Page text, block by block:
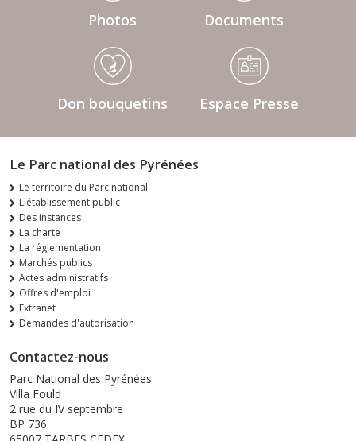
Photos Documents
Don bouquetins Espace Presse
Le Parc national des Pyrénées
Le territoire du Parc national
L'établissement public
Des instances
La charte
La réglementation
Marchés publics
Actes administratifs
Offres d'emploi
Extranet
Demandes d'autorisation
Contactez-nous
Parc National des Pyrénées
Villa Fould
2 rue du IV septembre
BP 736